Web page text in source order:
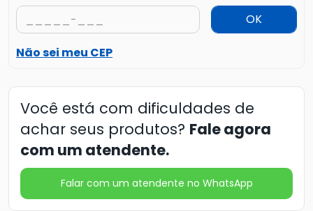
OK
Não sei meu CEP
Você está com dificuldades de
achar seus produtos? Fale agora
com um atendente.
Falar com um atendente no WhatsApp